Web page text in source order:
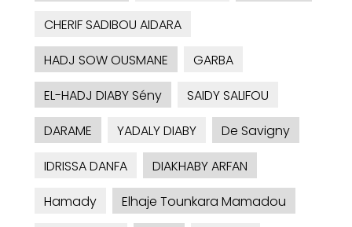
CHERIF SADIBOU AIDARA
HADJ SOW OUSMANE
GARBA
EL-HADJ DIABY Sény
SAIDY SALIFOU
DARAME
YADALY DIABY
De Savigny
IDRISSA DANFA
DIAKHABY ARFAN
Hamady
Elhaje Tounkara Mamadou